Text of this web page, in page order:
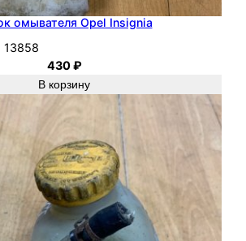
омывателя Opel Insignia
13858
430₽
В корзину